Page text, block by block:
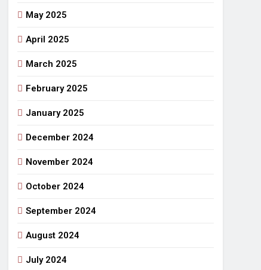
May 2025
April 2025
March 2025
February 2025
January 2025
December 2024
November 2024
October 2024
September 2024
August 2024
July 2024